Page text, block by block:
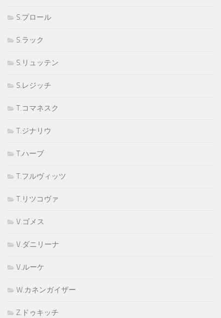
S.プロール
S.ラック
S.リュッテン
S.レジッチ
T.コマネスク
T.ジナリウ
T.ハーブ
T.フルヴィッツ
T.リツコヴァ
V.ゴメス
V.ダニリーナ
V.ルーケ
W.カネンガイザー
Z.ドゥキッチ